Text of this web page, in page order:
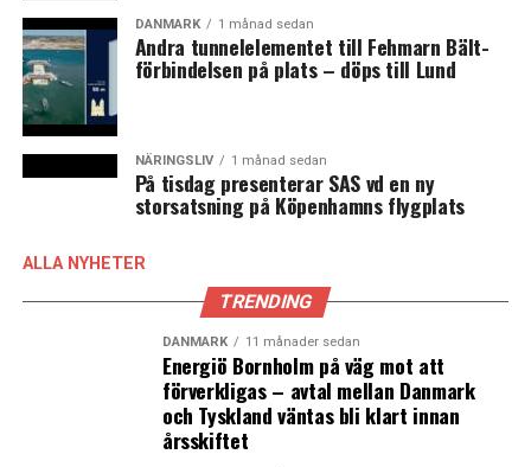
DANMARK 1 månad sedan
Andra tunnelelementet till Fehmarn Bält-
förbindelsen på plats – döps till Lund
NÄRINGSLIV 1 månad sedan
På tisdag presenterar SAS vd en ny
storsatsning på Köpenhamns flygplats
ALLA NYHETER
TRENDING
DANMARK 11 månader sedan
Energiö Bornholm på väg mot att
förverkligas – avtal mellan Danmark
och Tyskland väntas bli klart innan
årsskiftet